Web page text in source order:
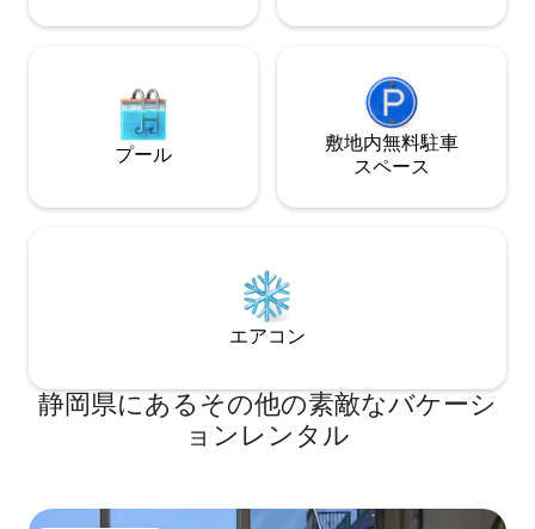
適です。 ■主な設備 ・フルリノベーショ
内装 ・温泉：美
・BBQ設備：本格
き火スペース：夜
ックス ・プロジ
を ・サウナ & 水
囲気を ・子供設
プール
敷地内無料駐⁠車
ス⁠ペ⁠ー⁠ス
エアコン
静岡県にあるその他の素敵なバケーシ
ョンレンタル